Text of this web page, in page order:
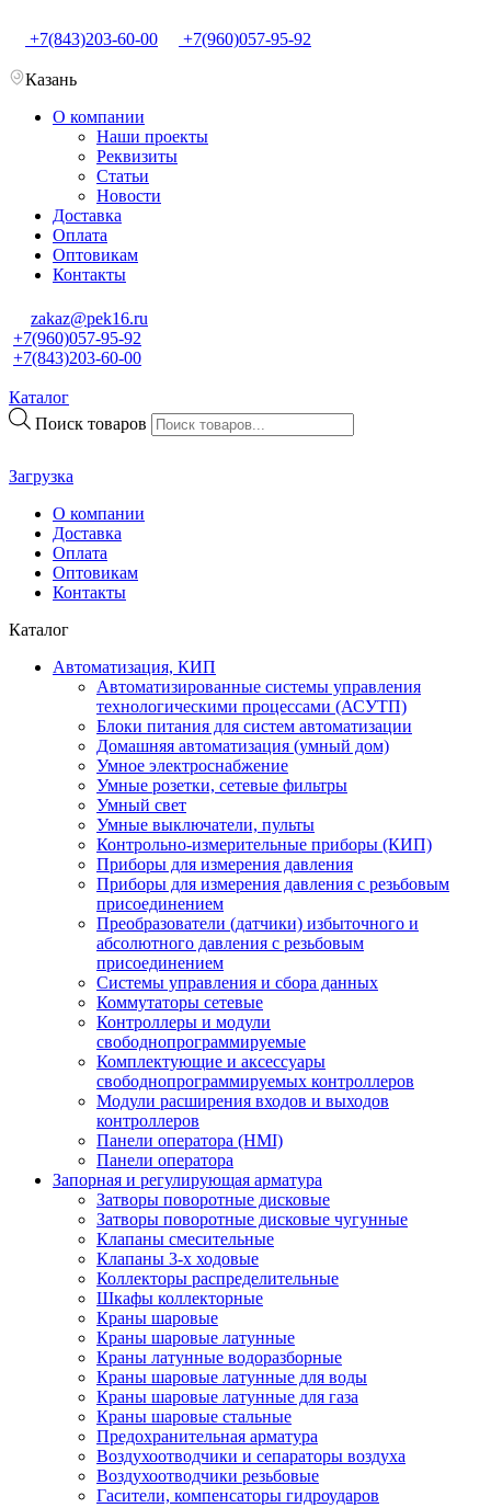
+7(843)203-60-00 +7(960)057-95-92
Казань
О компании
Наши проекты
Реквизиты
Статьи
Новости
Доставка
Оплата
Оптовикам
Контакты
zakaz@pek16.ru
+7(960)057-95-92
+7(843)203-60-00
Каталог
Поиск товаров
Загрузка
О компании
Доставка
Оплата
Оптовикам
Контакты
Каталог
Автоматизация, КИП
Автоматизированные системы управления
технологическими процессами (АСУТП)
Блоки питания для систем автоматизации
Домашняя автоматизация (умный дом)
Умное электроснабжение
Умные розетки, сетевые фильтры
Умный свет
Умные выключатели, пульты
Контрольно-измерительные приборы (КИП)
Приборы для измерения давления
Приборы для измерения давления с резьбовым
присоединением
Преобразователи (датчики) избыточного и
абсолютного давления с резьбовым
присоединением
Системы управления и сбора данных
Коммутаторы сетевые
Контроллеры и модули
свободнопрограммируемые
Комплектующие и аксессуары
свободнопрограммируемых контроллеров
Модули расширения входов и выходов
контроллеров
Панели оператора (HMI)
Панели оператора
Запорная и регулирующая арматура
Затворы поворотные дисковые
Затворы поворотные дисковые чугунные
Клапаны смесительные
Клапаны 3-х ходовые
Коллекторы распределительные
Шкафы коллекторные
Краны шаровые
Краны шаровые латунные
Краны латунные водоразборные
Краны шаровые латунные для воды
Краны шаровые латунные для газа
Краны шаровые стальные
Предохранительная арматура
Воздухоотводчики и сепараторы воздуха
Воздухоотводчики резьбовые
Гасители, компенсаторы гидроударов